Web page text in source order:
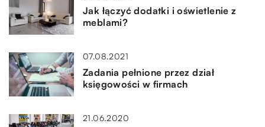
Jak łączyć dodatki i oświetlenie z
meblami?
07.08.2021
Zadania pełnione przez dział
księgowości w firmach
21.06.2020